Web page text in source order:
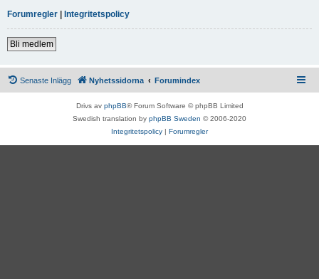
Forumregler | Integritetspolicy
Bli medlem
Senaste Inlägg Nyhetssidorna Forumindex
Drivs av phpBB® Forum Software © phpBB Limited
Swedish translation by phpBB Sweden © 2006-2020
Integritetspolicy | Forumregler